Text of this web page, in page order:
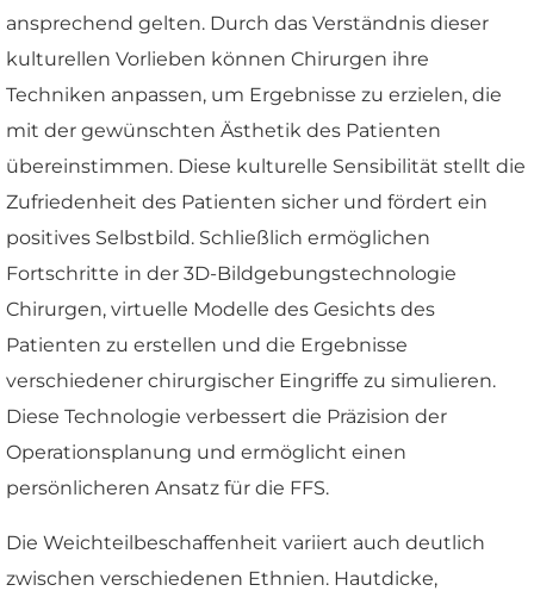
ansprechend gelten. Durch das Verständnis dieser
kulturellen Vorlieben können Chirurgen ihre
Techniken anpassen, um Ergebnisse zu erzielen, die
mit der gewünschten Ästhetik des Patienten
übereinstimmen. Diese kulturelle Sensibilität stellt die
Zufriedenheit des Patienten sicher und fördert ein
positives Selbstbild. Schließlich ermöglichen
Fortschritte in der 3D-Bildgebungstechnologie
Chirurgen, virtuelle Modelle des Gesichts des
Patienten zu erstellen und die Ergebnisse
verschiedener chirurgischer Eingriffe zu simulieren.
Diese Technologie verbessert die Präzision der
Operationsplanung und ermöglicht einen
persönlicheren Ansatz für die FFS.
Die Weichteilbeschaffenheit variiert auch deutlich
zwischen verschiedenen Ethnien. Hautdicke,